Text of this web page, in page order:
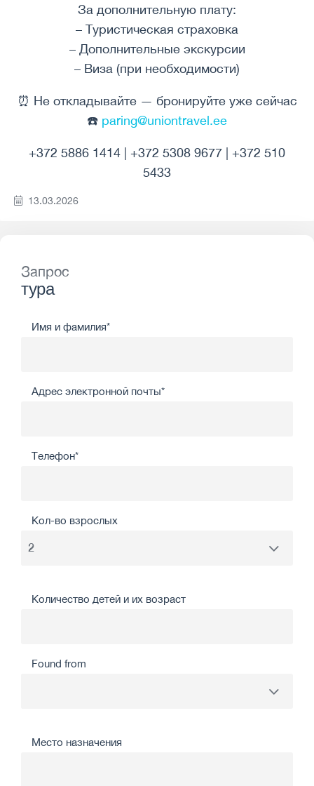
За дополнительную плату:
– Туристическая страховка
– Дополнительные экскурсии
– Виза (при необходимости)
⏰ Не откладывайте — бронируйте уже сейчас
☎️ paring@uniontravel.ee
+372 5886 1414 | +372 5308 9677 | +372 510
5433
13.03.2026
Запрос
тура
Имя и фамилия*
Адрес электронной почты*
Телефон*
Кол-во взрослых
Количество детей и их возраст
Found from
Место назначения